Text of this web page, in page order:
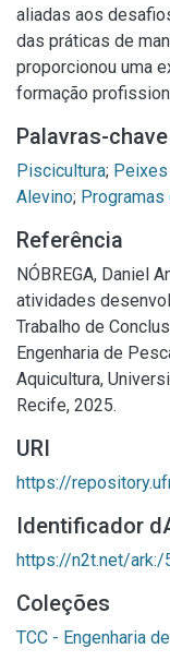
aliadas aos
das práticas de
proporcionou uma
formação
Palavras-chave
Piscicultura;
Alevino;
Referência
NÓBREGA, Daniel
atividades
Trabalho de
Engenharia de
Aquicultura,
Recife, 2025.
URI
https://
Identificador
https://n2t.net/
Coleções
TCC - Engenharia